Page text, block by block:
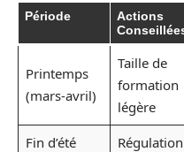
Période
Actions
Printemps
(mars-avril)
Taille de
formation
légère
Fin d’été
Régulation